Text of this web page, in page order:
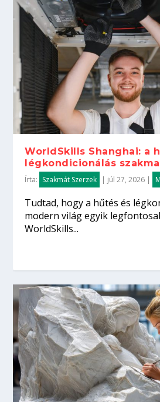
WorldSkills Shanghai: a
légkondicionálás
Írta: Szakmát Szerzek | júl 27, 2026 |
Tudtad, hogy a hűtés és
modern világ egyik
WorldSkills...